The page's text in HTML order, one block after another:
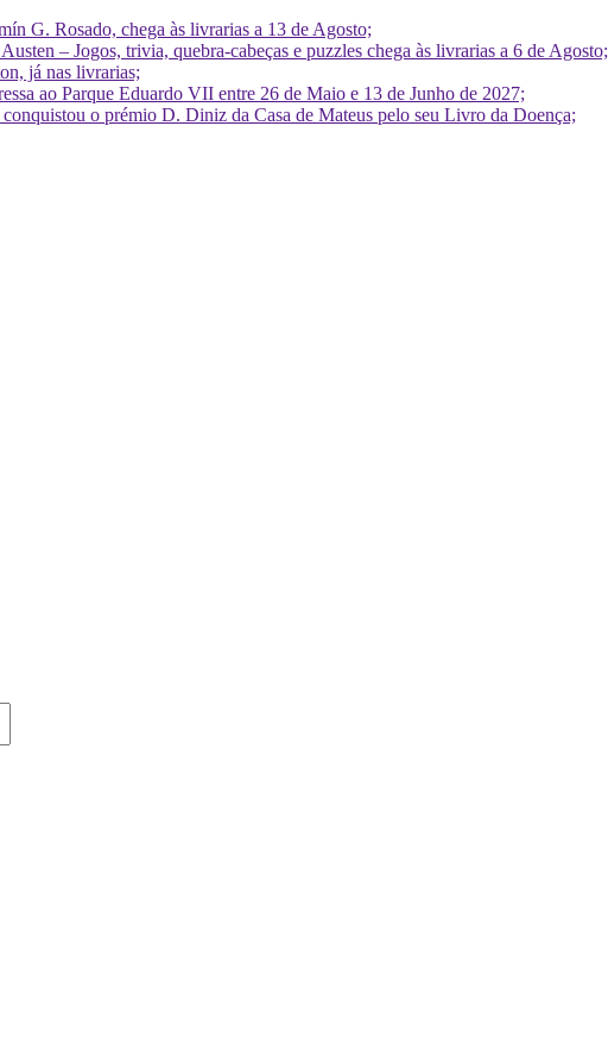
G. Rosado, chega às livrarias a 13 de Agosto;
– Jogos, trivia, quebra-cabeças e puzzles chega às livrarias a 6 de Agosto;
já nas livrarias;
ao Parque Eduardo VII entre 26 de Maio e 13 de Junho de 2027;
o prémio D. Diniz da Casa de Mateus pelo seu Livro da Doença;